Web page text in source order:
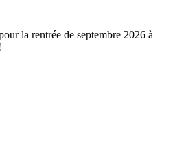
la rentrée de septembre 2026 à